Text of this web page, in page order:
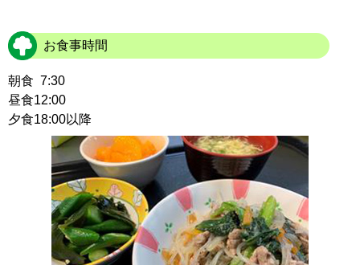
お食事時間
朝食 7:30
昼食12:00
夕食18:00以降